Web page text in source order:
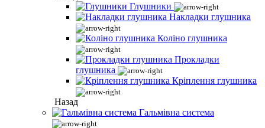
Глушники
Накладки глушника
Коліно глушника
Прокладки
глушника
Кріплення глушника
Назад
Гальмівна система